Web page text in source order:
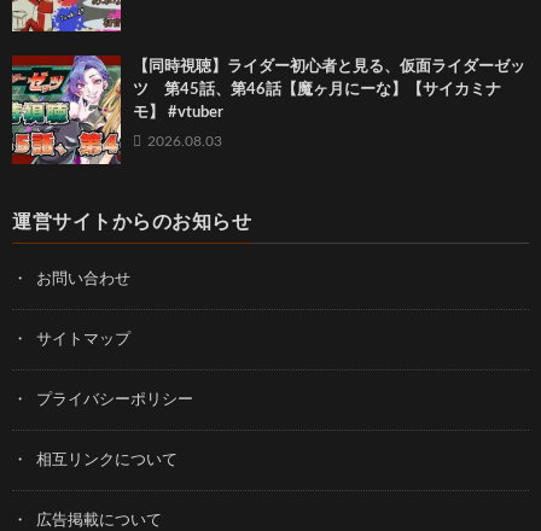
【同時視聴】ライダー初心者と見る、仮面ライダーゼッ
ツ 第45話、第46話【魔ヶ月にーな】【サイカミナ
モ】 #vtuber
2026.08.03
運営サイトからのお知らせ
お問い合わせ
サイトマップ
プライバシーポリシー
相互リンクについて
広告掲載について